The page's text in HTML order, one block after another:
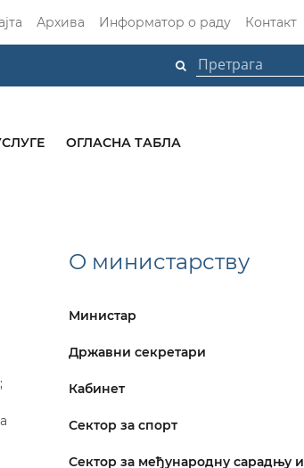
Архива Информатор о раду Контакт
ОГЛАСНА ТАБЛА
О министарству
Министар
Државни секретари
Кабинет
Сектор за спорт
Сектор за међународну сарадњу и